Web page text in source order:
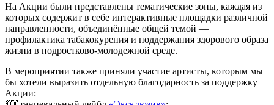
На Акции были представлены тематические зоны, каждая из
которых содержит в себе интерактивные площадки различной
направленности, объединённые общей темой —
профилактика табакокурения и поддержания здорового образа
жизни в подростково-молодежной среде.
В мероприятии также приняли участие артисты, которым мы
бы хотели выразить отдельную благодарность за поддержку
Акции: